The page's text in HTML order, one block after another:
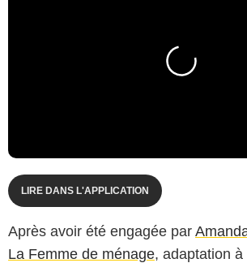
LIRE DANS L'APPLICATION
Après avoir été engagée par
La Femme de ménage, adaptation